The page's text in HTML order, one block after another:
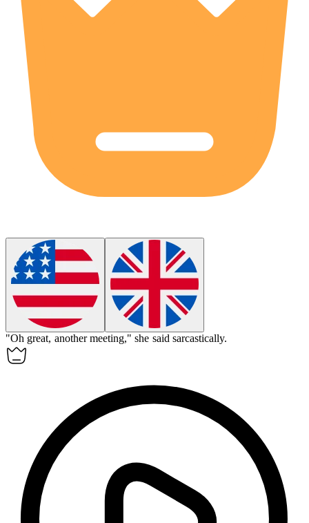
"Oh great, another meeting," she said sarcastically.